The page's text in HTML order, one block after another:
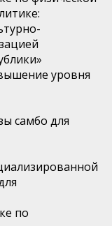
уровня
самбо для
по